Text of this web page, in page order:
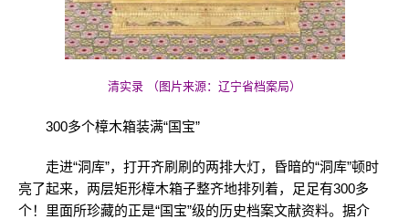
清实录 （图片来源：辽宁省档案局）
300多个樟木箱装满“国宝”
走进“洞库”，打开齐刷刷的两排大灯，昏暗的“洞库”顿时
亮了起来，两层矩形樟木箱子整齐地排列着，足足有300多
个！里面所珍藏的正是“国宝”级的历史档案文献资料。据介